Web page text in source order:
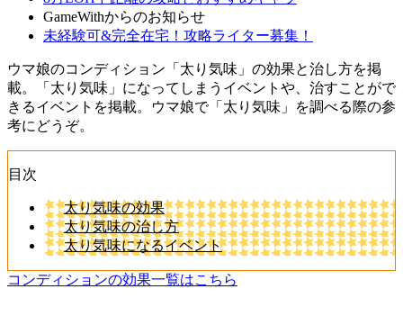
GameWithからのお知らせ
未経験可&完全在宅！攻略ライター募集！
ウマ娘のコンディション「太り気味」の効果と治し方を掲
載。「太り気味」になってしまうイベントや、治すことがで
きるイベントを掲載。ウマ娘で「太り気味」を調べる際の参
考にどうぞ。
目次
太り気味の効果
太り気味の治し方
太り気味になるイベント
コンディションの効果一覧はこちら